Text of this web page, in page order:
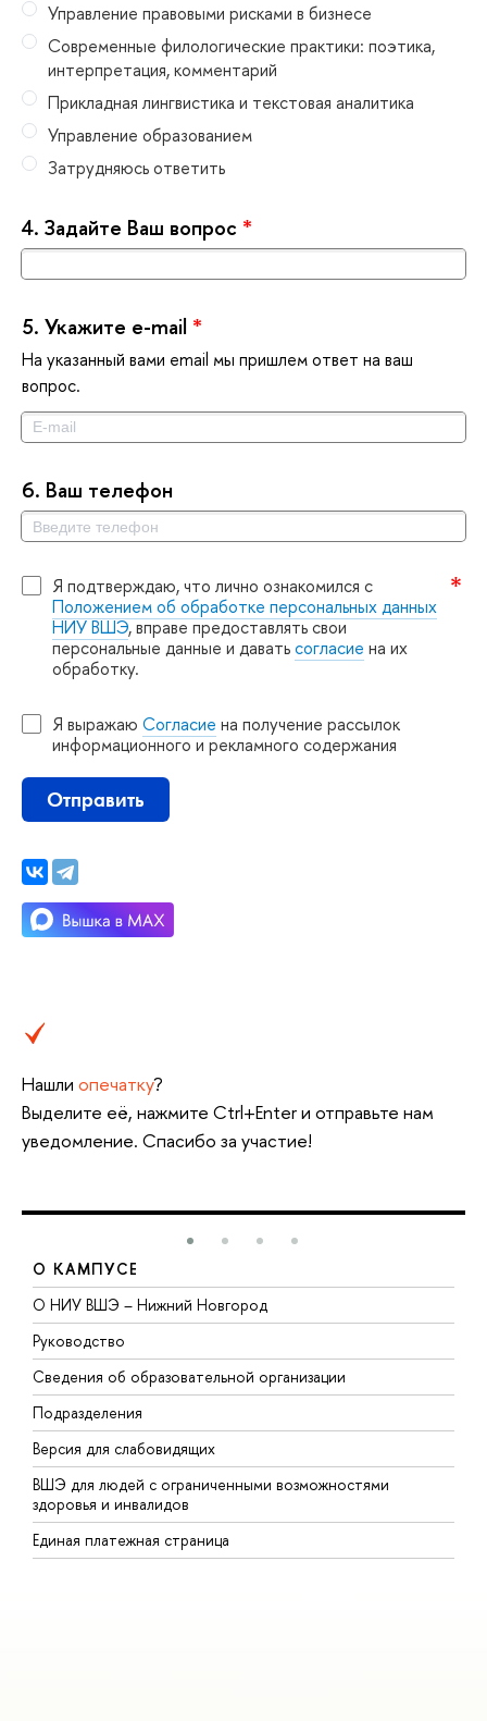
Управление правовыми рисками в бизнесе
Современные филологические практики: поэтика,
интерпретация, комментарий
Прикладная лингвистика и текстовая аналитика
Управление образованием
Затрудняюсь ответить
4. Задайте Ваш вопрос *
5. Укажите e-mail *
На указанный вами email мы пришлем ответ на ваш
опрос.
6. аш телефон
Я подтверждаю, что лично ознакомился с
Положением об обработке персональных данных
НИУ ВШЭ, вправе предоставлять свои
персональные данные и даватьсогласие на их
обработку.
Я выражаю Согласие на получение рассылок
информационного и рекламного содержания
Отправить
Нашли опечатку?
ыделите её, нажмите Ctrl+Enter и отправьте нам
уведомление. Спасибо за участие!
О КАМПУСЕ
О НИУ ВШЭ – Нижний Новгород
Руководство
Сведения об образовательной организации
Подразделения
ерсия для слабовидящих
ШЭ для людей с ограниченными возможностями
здоровья и инвалидо
Единая платежная страница